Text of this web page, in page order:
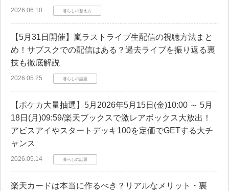
2026.06.10 暮らしの整え方
【5月31日開催】嵐ラストライブ生配信の視聴方法まと
め！サブスクでの配信はある？過去ライブを振り返る裏
技も徹底解説
2026.05.25 暮らしの話題
【ポケカ大量抽選】5月2026年5月15日(金)10:00 ～ 5月
18日(月)09:59/楽天ブックスで激レアボックス大放出！
アビスアイやスタートデッキ100を定価でGETする大チ
ャンス
2026.05.14 暮らしの話題
楽天カードは本当に作るべき？リアルなメリット・裏